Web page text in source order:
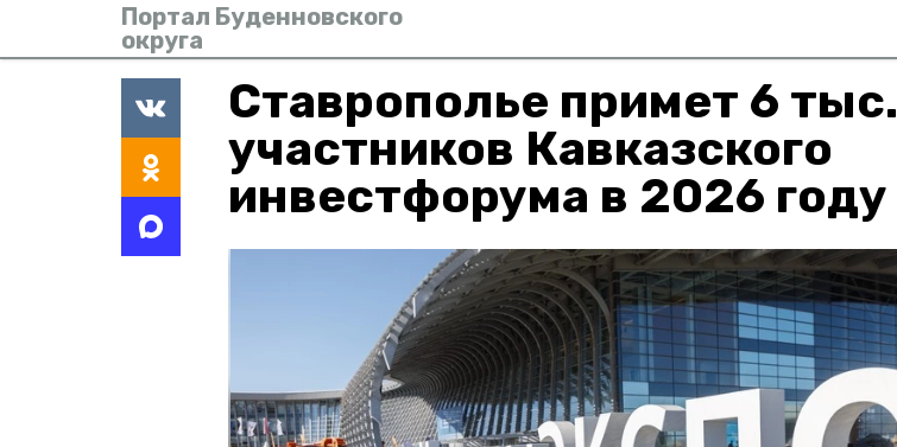
Портал Буденновского
округа
Ставрополье примет 6 тыс.
участников Кавказского
инвестфорума в 2026 году